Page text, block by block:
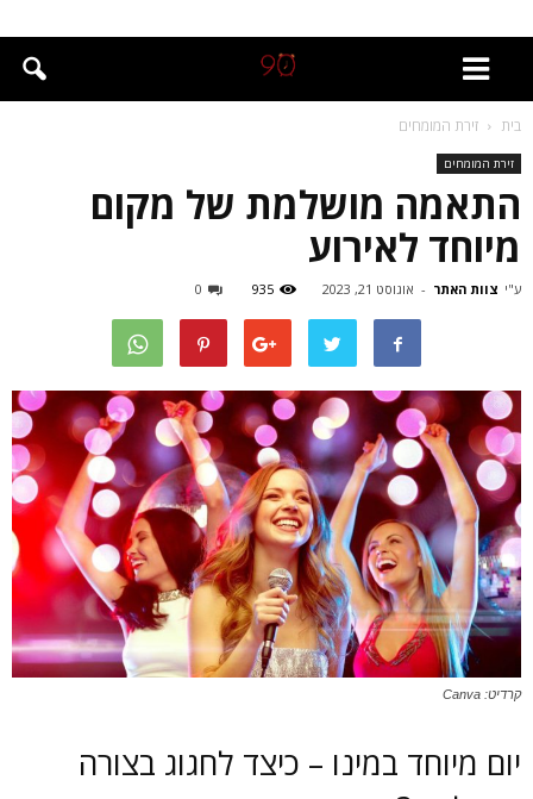
בית זירת המומחים
זירת המומחים
התאמה מושלמת של מקום
מיוחד לאירוע
ע"י צוות האתר - אוגוסט 21, 2023 935
0
קרדיט: Canva
יום מיוחד במינו – כיצד לחגוג בצורה